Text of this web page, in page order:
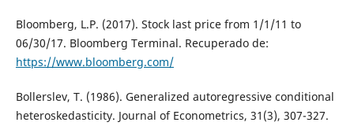
Bloomberg, L.P. (2017). Stock last price from 1/1/11 to
06/30/17. Bloomberg Terminal. Recuperado de:
https://www.bloomberg.com/
Bollerslev, T. (1986). Generalized autoregressive conditional
heteroskedasticity. Journal of Econometrics, 31(3), 307-327.